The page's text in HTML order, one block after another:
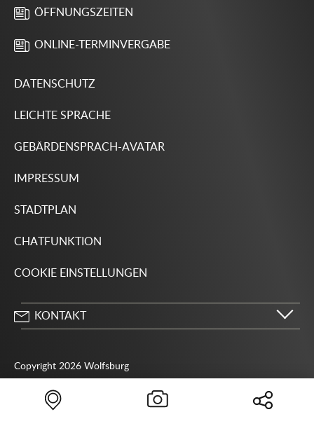
ÖFFNUNGSZEITEN
ONLINE-TERMINVERGABE
DATENSCHUTZ
LEICHTE SPRACHE
GEBÄRDENSPRACH-AVATAR
IMPRESSUM
STADTPLAN
CHATFUNKTION
COOKIE EINSTELLUNGEN
KONTAKT
38440 Wolfsburg
05361 28-1234
Copyright 2026 Wolfsburg